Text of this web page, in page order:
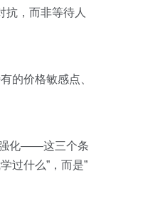
抗，而非等待人
的价格敏感点、
强化——这三个条
过什么”，而是”